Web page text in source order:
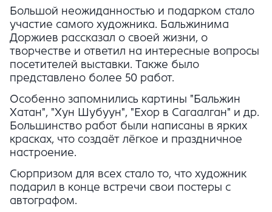
Большой неожиданностью и подарком стало
участие самого художника. Бальжинима
Доржиев рассказал о своей жизни, о
творчестве и ответил на интересные вопросы
посетителей выставки. Также было
представлено более 50 работ.
Особенно запомнились картины "Бальжин
Хатан", "Хун Шубуун", "Ехор в Сагаалган" и др.
Большинство работ были написаны в ярких
красках, что создаёт лёгкое и праздничное
настроение.
Сюрпризом для всех стало то, что художник
подарил в конце встречи свои постеры с
автографом.